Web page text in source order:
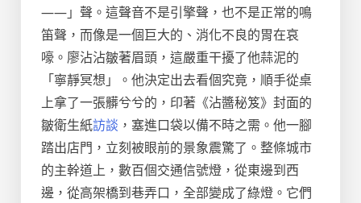
——」聲。這聲音不是引擎聲，也不是正常的鳴
笛聲，而像是一個巨大的、消化不良的胃在哀
嚎。廖沾沾皺著眉頭，這嚴重干擾了他蒜泥的
「寧靜冥想」。他決定出去看個究竟，順手從桌
上拿了一張髒兮兮的，印著《沾醬秘笈》封面的
皺衛生紙訪談 ，塞進口袋以備不時之需。他一腳
踏出店門，立刻被眼前的景象震驚了。整條城市
的主幹道上，數百個交通信號燈，從東邊到西
邊，從高架橋到巷弄口，全部變成了綠燈。它們